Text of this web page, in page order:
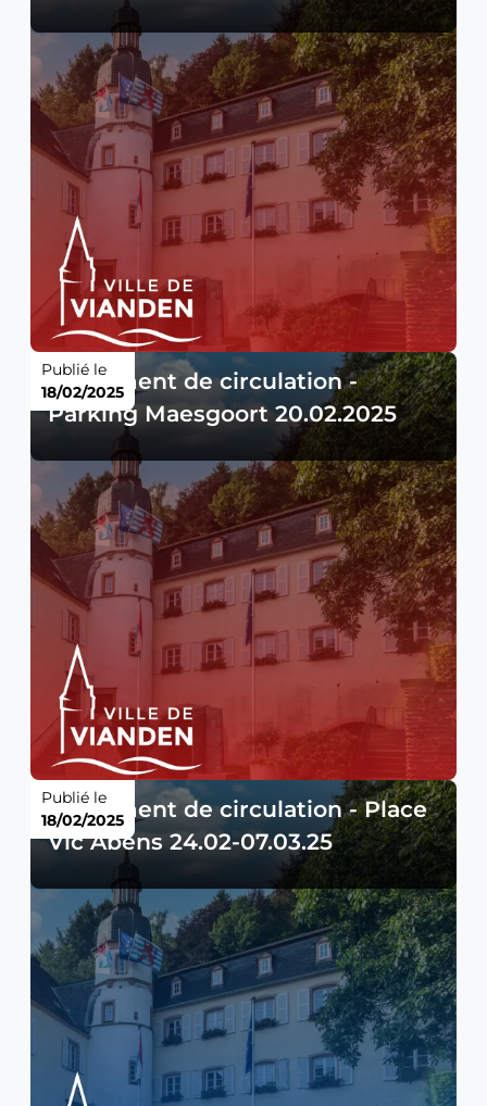
Règlement de circulation -
Parking Maesgoort 20.02.2025
Publié le
18/02/2025
Règlement de circulation - Place
Vic Abens 24.02-07.03.25
Publié le
18/02/2025